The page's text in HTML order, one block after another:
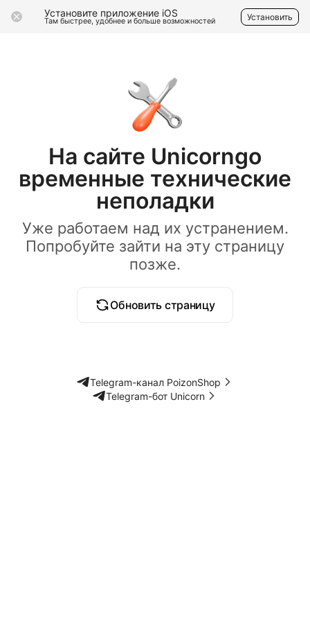
Установите приложение iOS
Там быстрее, удобнее и больше возможностей Установить
На сайте Unicorngo
временные технические
неполадки
Уже работаем над их устранением.
Попробуйте зайти на эту страницу
позже.
Обновить страницу
Telegram-канал PoizonShop
Telegram-бот Unicorn